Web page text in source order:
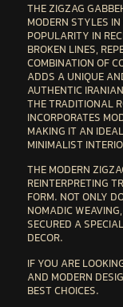
THEZIGZAG
MODERN STYLES
POPULARITY IN
BROKEN LINES,
COMBINATION OF
ADDS A UNIQUE
AUTHENTIC
THE TRADITIONAL
INCORPORATES
MAKING IT AN
MINIMALIST
THEMODERN
REINTERPRETING
FORM. NOT ONLY
NOMADIC
SECURED A
DECOR.
IF YOU ARE
AND MODERN
BEST CHOICES.